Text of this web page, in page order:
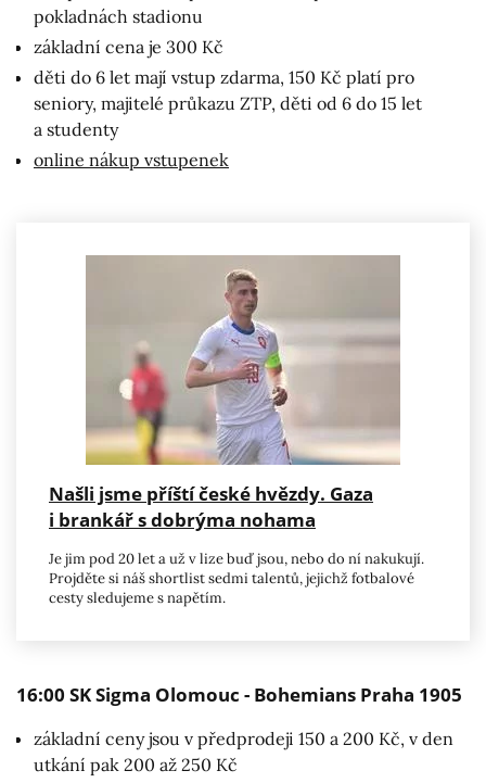
pokladnách stadionu
základní cena je 300 Kč
děti do 6 let mají vstup zdarma, 150 Kč platí pro
seniory, majitelé průkazu ZTP, děti od 6 do 15 let
a studenty
online nákup vstupenek
Našli jsme příští české hvězdy. Gaza
i brankář s dobrýma nohama
Je jim pod 20 let a už v lize buď jsou, nebo do ní nakukují.
Projděte si náš shortlist sedmi talentů, jejichž fotbalové
cesty sledujeme s napětím.
16:00 SK Sigma Olomouc - Bohemians Praha 1905
základní ceny jsou v předprodeji 150 a 200 Kč, v den
utkání pak 200 až 250 Kč